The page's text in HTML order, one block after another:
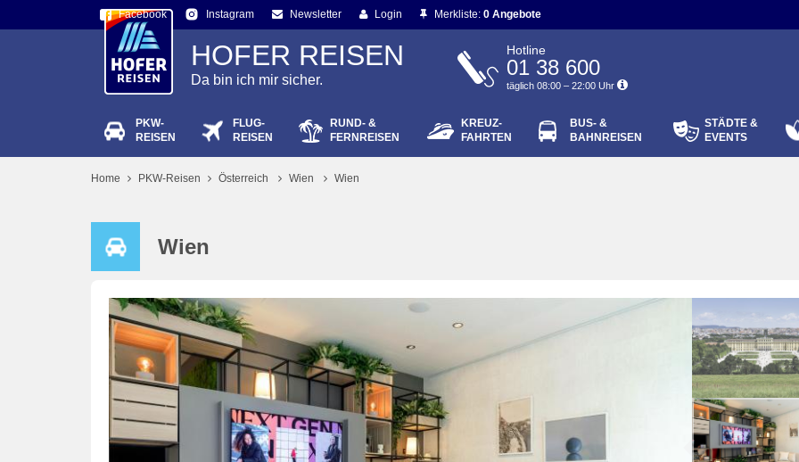
Facebook Instagram Newsletter Login
Passwort vergessen?
Merkliste: 0 Angebote
HOFER REISEN
Da bin ich mir sicher.
Hotline
01 38 600
täglich 08:00 – 22:00 Uhr
PKW-
REISEN
FLUG-
REISEN
RUND- &
FERNREISEN
KREUZ-
FAHRTEN
BUS- &
BAHNREISEN
STÄDTE &
EVENTS
Home PKW-Reisen Österreich Wien Wien
Wien